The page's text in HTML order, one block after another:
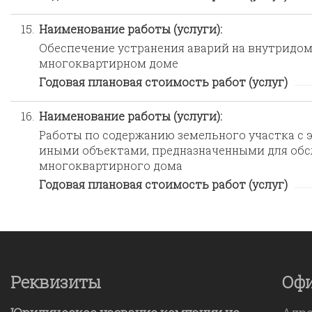
15. Наименование работы (услуги):
Обеспечение устранения аварий на
многоквартирном доме
Годовая плановая стоимость работ (услуг)
16. Наименование работы (услуги):
Работы по содержанию земельного участка с
иными объектами, предназначенными для
многоквартирного дома
Годовая плановая стоимость работ (услуг)
Реквизиты